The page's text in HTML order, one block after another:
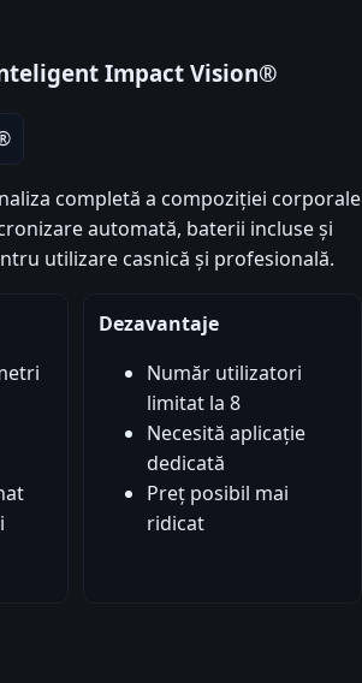
Impact Vision®
completă a compoziției corporale
automată, baterii incluse și
utilizare casnică și profesională.
Dezavantaje
Număr utilizatori
limitat la 8
Necesită aplicație
dedicată
Preț posibil mai
ridicat